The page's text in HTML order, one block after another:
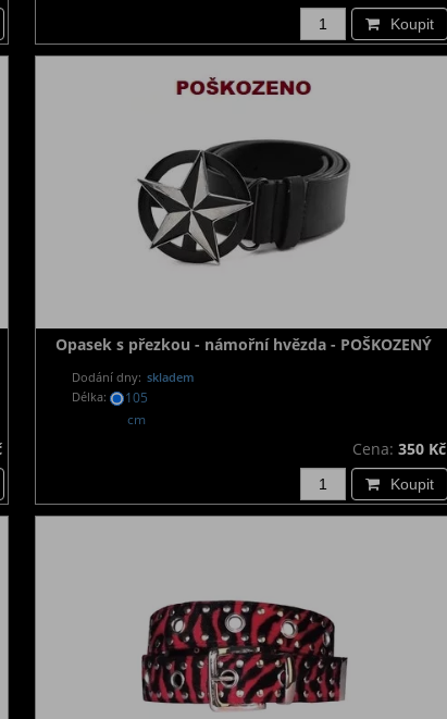
Koupit
Opasek s přezkou - námořní hvězda - POŠKOZENÝ
Dodání dny: skladem
Délka:
105
cm
Cena: 350 Kč
Koupit